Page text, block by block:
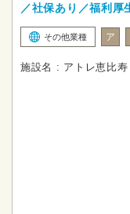
／社保あり／福利厚
その他業種 ア
施設名 : アトレ恵比寿